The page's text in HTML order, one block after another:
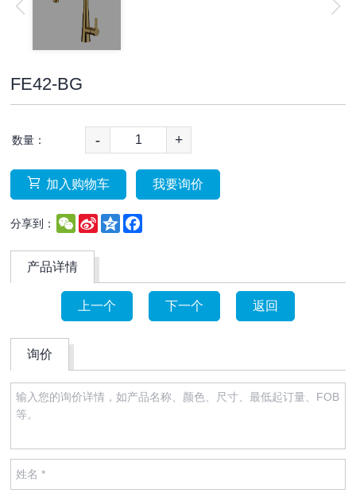
FE42-BG
数量： - +
加入购物车 我要询价
分享到： WeChat
Sina
Weibo
Qzone
产品详情
上一个 下一个 返回
询价